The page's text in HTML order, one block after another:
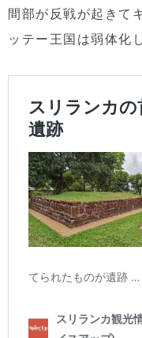
間部が反戦が起きて
ッテー王国は弱体化